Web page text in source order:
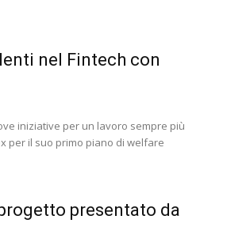
nel Fintech con
iniziative per un lavoro sempre più
per il suo primo piano di welfare
presentato da